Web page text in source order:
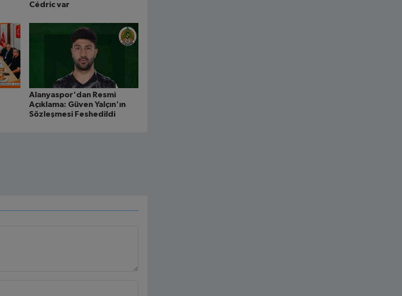
Cédric var
Alanyaspor'dan Resmi
Açıklama: Güven Yalçın'ın
Sözleşmesi Feshedildi